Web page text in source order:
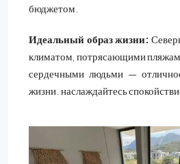
бюджетом.
Идеальный образ жизни:
климатом, потрясающими
сердечными людьми —
жизни. наслаждайтесь